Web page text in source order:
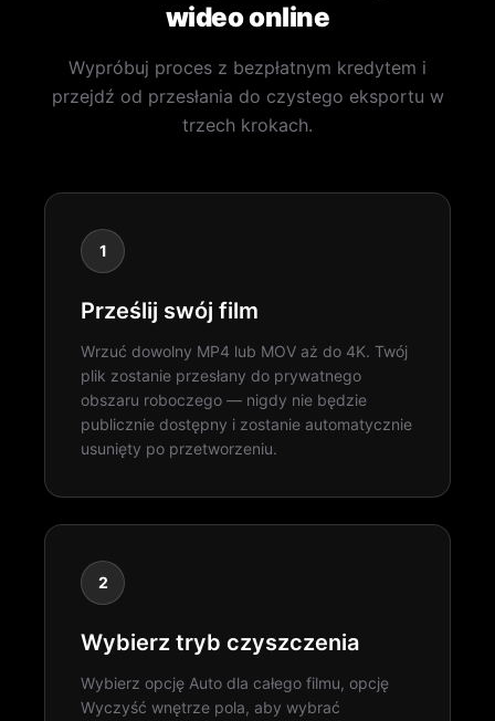
wideo online
Wypróbuj proces z bezpłatnym kredytem i
przejdź od przesłania do czystego eksportu w
trzech krokach.
1
Prześlij swój film
Wrzuć dowolny MP4 lub MOV aż do 4K. Twój
plik zostanie przesłany do prywatnego
obszaru roboczego — nigdy nie będzie
publicznie dostępny i zostanie automatycznie
usunięty po przetworzeniu.
2
Wybierz tryb czyszczenia
Wybierz opcję Auto dla całego filmu, opcję
Wyczyść wnętrze pola, aby wybrać